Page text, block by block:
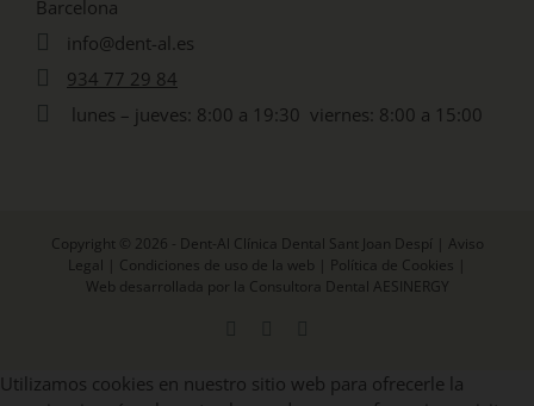
Barcelona
info@dent-al.es
934 77 29 84
lunes – jueves: 8:00 a 19:30 viernes: 8:00 a 15:00
Copyright © 2026 - Dent-Al Clínica Dental Sant Joan Despí | Aviso
Legal
Condiciones de uso de la web Política de Cookies
Web desarrollada por la Consultora Dental AESINERGY
Utilizamos cookies en nuestro sitio web para ofrecerle la